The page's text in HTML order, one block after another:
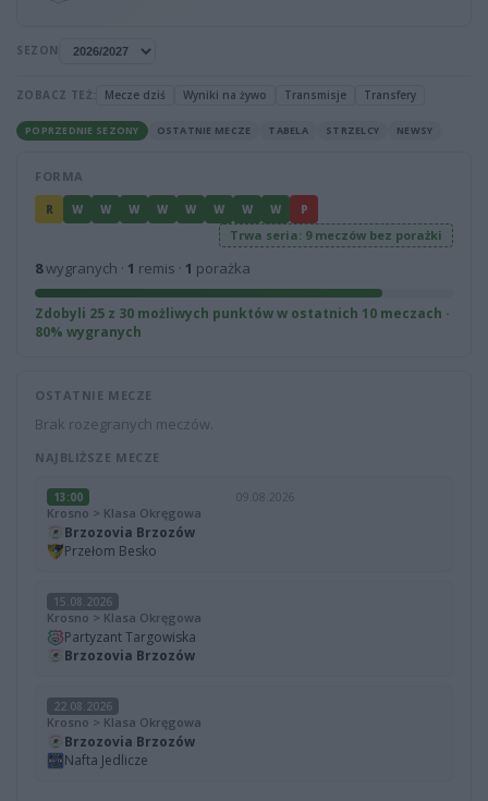
SEZON
ZOBACZ TEŻ: Mecze dziś Wyniki na żywo Transmisje Transfery
POPRZEDNIE SEZONY OSTATNIE MECZE TABELA STRZELCY NEWSY
FORMA
R W W W W W W W W P
Trwa seria: 9 meczów bez porażki
8wygranych · 1 remis · 1 porażka
Zdobyli 25 z 30 możliwych punktów w ostatnich 10 meczach ·
80% wygranych
OSTATNIE MECZE
Brak rozegranych meczów.
NAJBLIŻSZE MECZE
13:00 09.08.2026
Krosno > Klasa Okręgowa
Brzozovia Brzozów
Przełom Besko
15.08.2026
Krosno > Klasa Okręgowa
Partyzant Targowiska
Brzozovia Brzozów
22.08.2026
Krosno > Klasa Okręgowa
Brzozovia Brzozów
Nafta Jedlicze